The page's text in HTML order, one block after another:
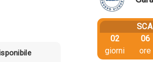
02
giorni
06
ore